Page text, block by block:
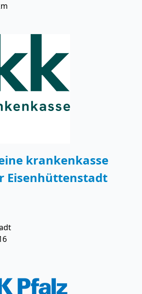
krankenkasse
Eisenhüttenstadt